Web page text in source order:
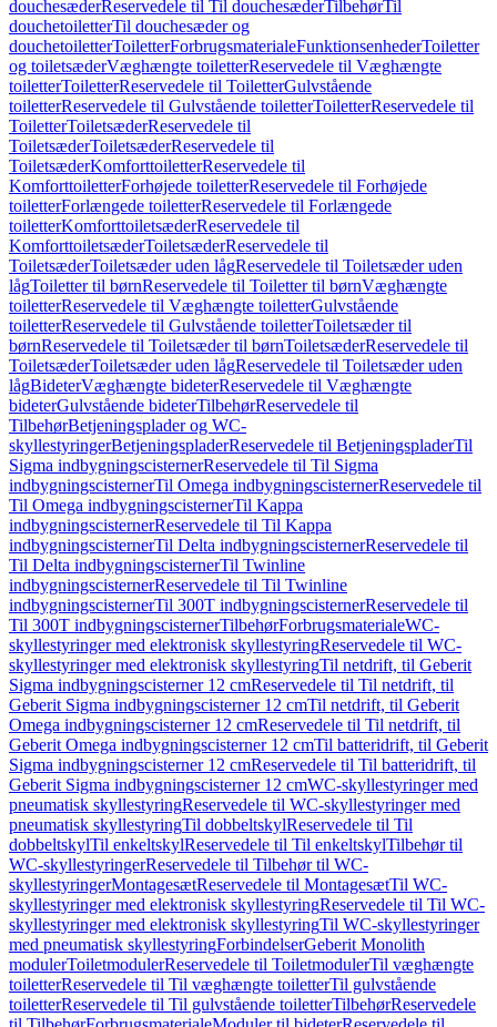
douchesæderReservedele til Til douchesæderTilbehørTil
douchetoiletterTil douchesæder og
douchetoiletterToiletterForbrugsmaterialeFunktionsenhederToiletter
og toiletsæderVæghængte toiletterReservedele til Væghængte
toiletterToiletterReservedele til ToiletterGulvstående
toiletterReservedele til Gulvstående toiletterToiletterReservedele til
ToiletterToiletsæderReservedele til
ToiletsæderToiletsæderReservedele til
ToiletsæderKomforttoiletterReservedele til
KomforttoiletterForhøjede toiletterReservedele til Forhøjede
toiletterForlængede toiletterReservedele til Forlængede
toiletterKomforttoiletsæderReservedele til
KomforttoiletsæderToiletsæderReservedele til
ToiletsæderToiletsæder uden lågReservedele til Toiletsæder uden
lågToiletter til børnReservedele til Toiletter til børnVæghængte
toiletterReservedele til Væghængte toiletterGulvstående
toiletterReservedele til Gulvstående toiletterToiletsæder til
børnReservedele til Toiletsæder til børnToiletsæderReservedele til
ToiletsæderToiletsæder uden lågReservedele til Toiletsæder uden
lågBideterVæghængte bideterReservedele til Væghængte
bideterGulvstående bideterTilbehørReservedele til
TilbehørBetjeningsplader og WC-
skyllestyringerBetjeningspladerReservedele til BetjeningspladerTil
Sigma indbygningscisternerReservedele til Til Sigma
indbygningscisternerTil Omega indbygningscisternerReservedele til
Til Omega indbygningscisternerTil Kappa
indbygningscisternerReservedele til Til Kappa
indbygningscisternerTil Delta indbygningscisternerReservedele til
Til Delta indbygningscisternerTil Twinline
indbygningscisternerReservedele til Til Twinline
indbygningscisternerTil 300T indbygningscisternerReservedele til
Til 300T indbygningscisternerTilbehørForbrugsmaterialeWC-
skyllestyringer med elektronisk skyllestyringReservedele til WC-
skyllestyringer med elektronisk skyllestyringTil netdrift, til Geberit
Sigma indbygningscisterner 12 cmReservedele til Til netdrift, til
Geberit Sigma indbygningscisterner 12 cmTil netdrift, til Geberit
Omega indbygningscisterner 12 cmReservedele til Til netdrift, til
Geberit Omega indbygningscisterner 12 cmTil batteridrift, til Geberit
Sigma indbygningscisterner 12 cmReservedele til Til batteridrift, til
Geberit Sigma indbygningscisterner 12 cmWC-skyllestyringer med
pneumatisk skyllestyringReservedele til WC-skyllestyringer med
pneumatisk skyllestyringTil dobbeltskylReservedele til Til
dobbeltskylTil enkeltskylReservedele til Til enkeltskylTilbehør til
WC-skyllestyringerReservedele til Tilbehør til WC-
skyllestyringerMontagesætReservedele til MontagesætTil WC-
skyllestyringer med elektronisk skyllestyringReservedele til Til WC-
skyllestyringer med elektronisk skyllestyringTil WC-skyllestyringer
med pneumatisk skyllestyringForbindelserGeberit Monolith
modulerToiletmodulerReservedele til ToiletmodulerTil væghængte
toiletterReservedele til Til væghængte toiletterTil gulvstående
toiletterReservedele til Til gulvstående toiletterTilbehørReservedele